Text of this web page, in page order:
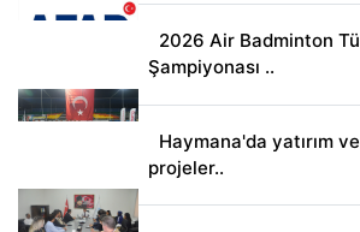
2026 Air Badminton
Şampiyonası ..
Haymana'da yatırım
projeler..